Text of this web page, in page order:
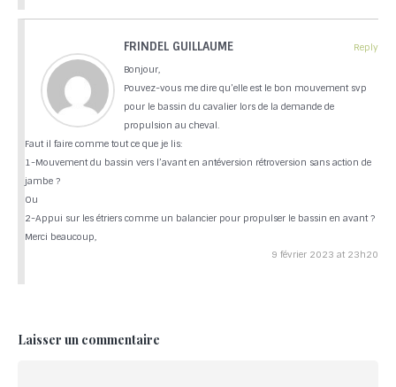
FRINDEL GUILLAUME
Reply
Bonjour,
Pouvez-vous me dire qu’elle est le bon mouvement svp
pour le bassin du cavalier lors de la demande de
propulsion au cheval.
Faut il faire comme tout ce que je lis:
1-Mouvement du bassin vers l’avant en antéversion rétroversion sans action de
jambe ?
Ou
2-Appui sur les étriers comme un balancier pour propulser le bassin en avant ?
Merci beaucoup,
9 février 2023 at 23h20
Laisser un commentaire